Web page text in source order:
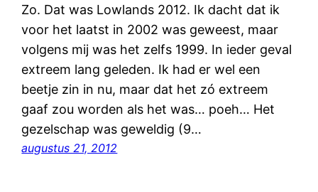
Zo. Dat was Lowlands 2012. Ik dacht dat ik
voor het laatst in 2002 was geweest, maar
volgens mij was het zelfs 1999. In ieder geval
extreem lang geleden. Ik had er wel een
beetje zin in nu, maar dat het zó extreem
gaaf zou worden als het was… poeh… Het
gezelschap was geweldig (9…
augustus 21, 2012